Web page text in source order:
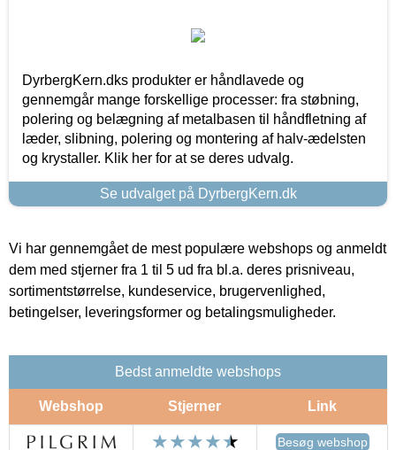
DyrbergKern.dks produkter er håndlavede og
gennemgår mange forskellige processer: fra støbning,
polering og belægning af metalbasen til håndfletning af
læder, slibning, polering og montering af halv-ædelsten
og krystaller. Klik her for at se deres udvalg.
Se udvalget på DyrbergKern.dk
Vi har gennemgået de mest populære webshops og anmeldt
dem med stjerner fra 1 til 5 ud fra bl.a. deres prisniveau,
sortimentstørrelse, kundeservice, brugervenlighed,
betingelser, leveringsformer og betalingsmuligheder.
Bedst anmeldte webshops
Webshop Stjerner Link
Besøg webshop